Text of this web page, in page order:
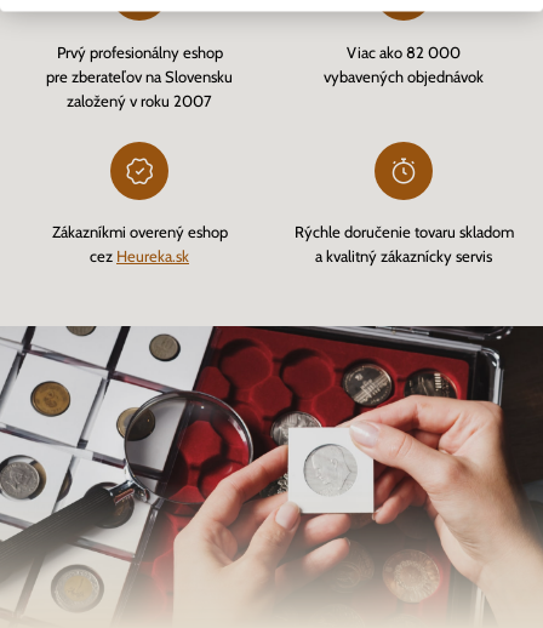
Prvý profesionálny eshop
pre zberateľov na Slovensku
založený v roku 2007
Viac ako 82 000
vybavených objednávok
Zákazníkmi overený eshop
cez Heureka.sk
Rýchle doručenie tovaru skladom
a kvalitný zákaznícky servis